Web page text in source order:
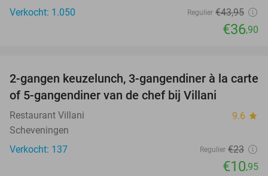
Verkocht: 1.050
Regulier €43,95
€36,90
52%
2-gangen keuzelunch, 3-gangendiner à la carte
of 5-gangendiner van de chef bij Villani
Restaurant Villani 9.6 star
Scheveningen
Verkocht: 137
Regulier €23
€10,95